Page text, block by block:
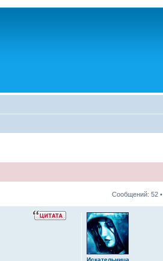
Сообщений: 52 •
Искательница